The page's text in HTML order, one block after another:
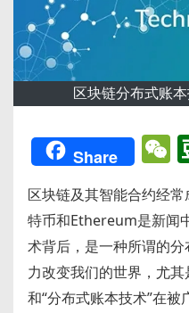
区块链分布式账
Share
e
h
a
t
区块链及其智能合约经
特币和Ethereum是新闻
术背后，是一种所谓的
力改变我们的世界，尤
和“分布式账本技术”在